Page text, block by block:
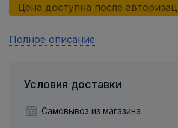
Цена доступна после
Полное описание
Условия доставки
Самовывоз из магазина